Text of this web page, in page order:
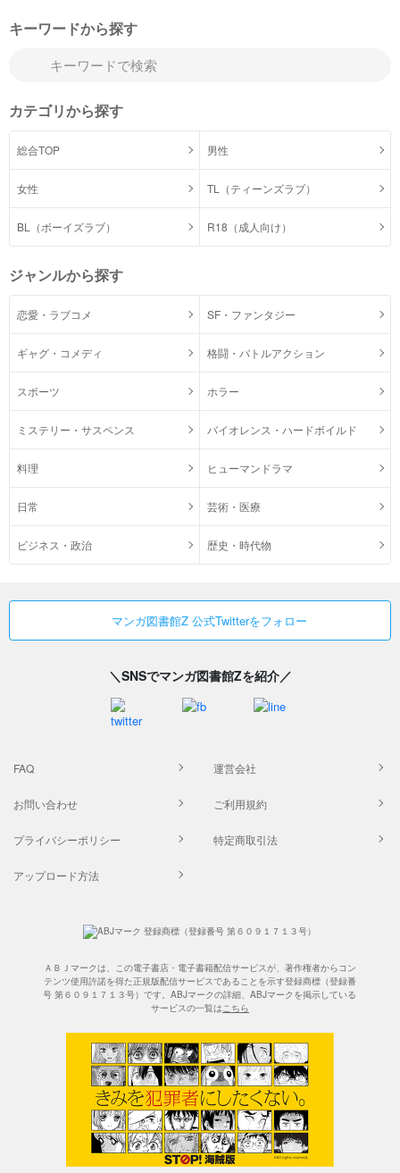
キーワードから探す
カテゴリから探す
総合TOP 男性
女性 TL（ティーンズラブ）
BL（ボーイズラブ） R18（成人向け）
ジャンルから探す
恋愛・ラブコメ SF・ファンタジー
ギャグ・コメディ 格闘・バトルアクション
スポーツ ホラー
ミステリー・サスペンス バイオレンス・ハードボイルド
料理 ヒューマンドラマ
日常 芸術・医療
ビジネス・政治 歴史・時代物
マンガ図書館Z 公式Twitterをフォロー
＼SNSでマンガ図書館Zを紹介／
FAQ 運営会社
お問い合わせ ご利用規約
プライバシーポリシー 特定商取引法
アップロード方法
ＡＢＪマークは、この電子書店・電子書籍配信サービスが、著作権者からコン
テンツ使用許諾を得た正規版配信サービスであることを示す登録商標（登録番
号 第６０９１７１３号）です。ABJマークの詳細、ABJマークを掲示している
サービスの一覧はこちら